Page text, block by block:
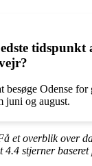
tidspunkt
besøge Odense
juni og august.
et overblik over
4.4 stjerner baseret